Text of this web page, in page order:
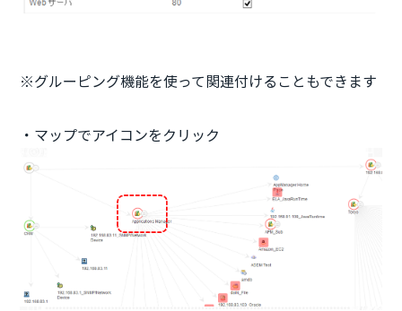
※グルーピング機能を使って関連付けることもできます
・マップでアイコンをクリック